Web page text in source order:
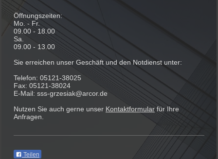
Öffnungszeiten:
Mo. - Fr.
09.00 - 18.00
Sa.
09.00 - 13.00
Sie erreichen unser Geschäft und den Notdienst unter:
Telefon: 05121-38025
Fax: 05121-38024
E-Mail: sss-grzesiak@arcor.de
Nutzen Sie auch gerne unser Kontaktformular für Ihre
Anfragen.
Teilen